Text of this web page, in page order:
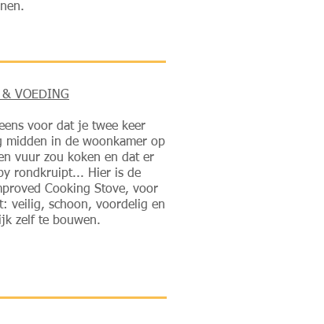
& VOEDING
voor dat je twee keer
midden in de woonkamer op
vuur zou koken en dat er
rondkruipt... Hier is de
Cooking Stove, voor
veilig, schoon, voordelig en
zelf te bouwen.